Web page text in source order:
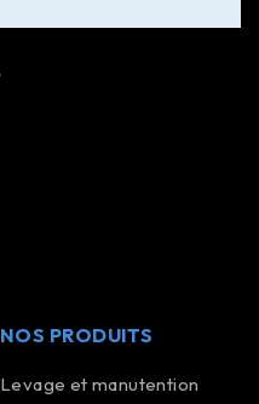
NOS PRODUITS
Levage et manutention